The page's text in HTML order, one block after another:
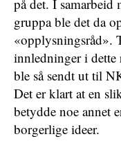
på det. I
gruppa ble det da
«opplysningsråd».
innledninger i dette
ble så sendt ut til
Det er klart at en
betydde noe annet
borgerlige ideer.